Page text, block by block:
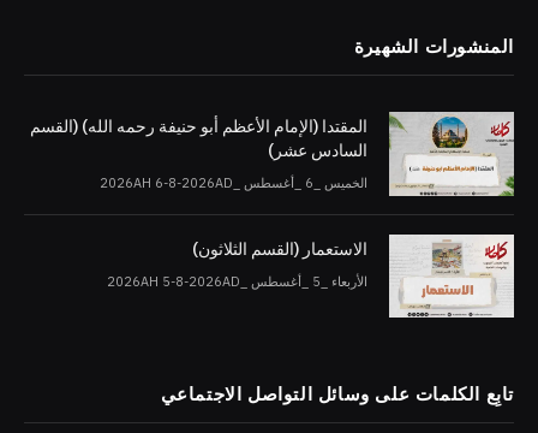
المنشورات الشهيرة
المقتدا (الإمام الأعظم أبو حنيفة رحمه الله) (القسم
السادس عشر)
الخميس _6 _أغسطس _2026AH 6-8-2026AD
الاستعمار (القسم الثلاثون)
الأربعاء _5 _أغسطس _2026AH 5-8-2026AD
تابِع الكلمات على وسائل التواصل الاجتماعي